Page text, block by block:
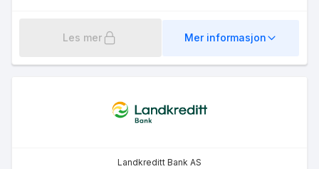
Les mer Mer informasjon
Landkreditt Bank AS